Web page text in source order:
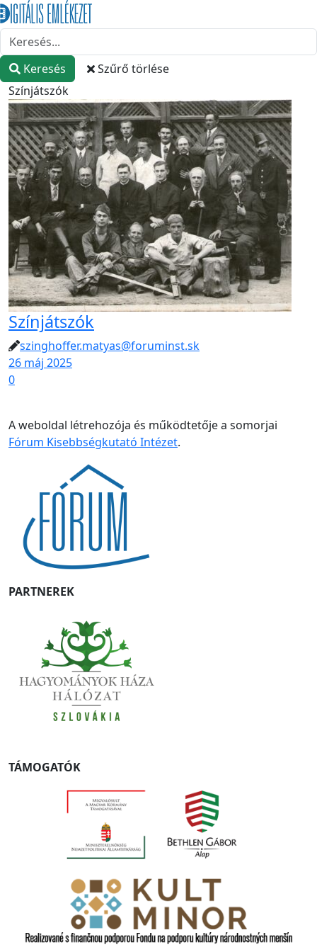
Keresés
Szűrő törlése
Színjátszók
Színjátszók
szinghoffer.matyas@foruminst.sk
26 máj 2025
0
A weboldal létrehozója és működtetője a somorjai
Fórum Kisebbségkutató Intézet.
PARTNEREK
TÁMOGATÓK